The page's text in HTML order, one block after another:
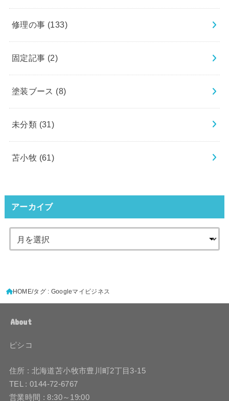
修理の事 (133)
固定記事 (2)
塗装ブース (8)
未分類 (31)
苫小牧 (61)
アーカイブ
HOME タグ : Googleマイビジネス
About
ピシコ
住所 : 北海道苫小牧市豊川町2丁目3-15
TEL : 0144-72-6767
営業時間 : 8:30～19:00